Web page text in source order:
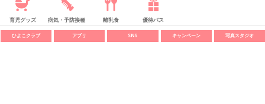
育児グッズ 病気・予防接種 離乳食 優待パス
ひよこクラブ アプリ SNS キャンペーン 写真スタジオ